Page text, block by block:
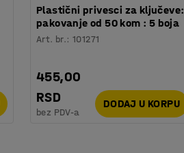
Plastični privesci za ključeve:
pakovanje od 50 kom : 5 boja
Art. br.:101271
455,00
RSD
bez PDV-a
DODAJ U KORPU